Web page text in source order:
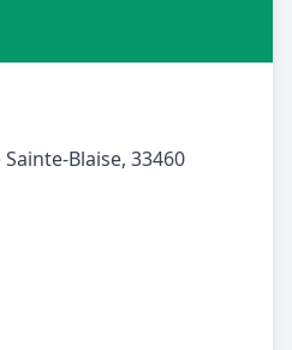
Blaise, 33460